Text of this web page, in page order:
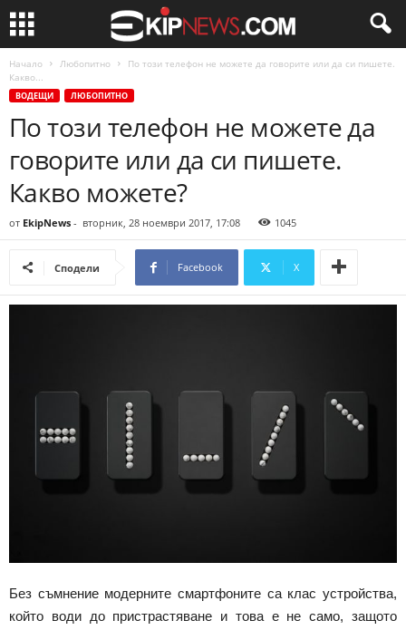
Начало Любопитно
По този телефон не можете да говорите или да си пишете.
Какво...
ВОДЕЩИ ЛЮБОПИТНО
По този телефон не можете да
говорите или да си пишете.
Какво можете?
от EkipNews - вторник, 28 ноември 2017, 17:08 1045
Сподели Facebook X
Без съмнение модерните смартфоните са клас устройства,
който води до пристрастяване и това е не само, защото